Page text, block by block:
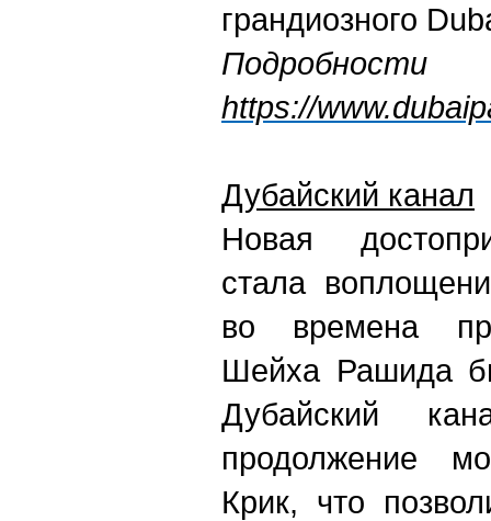
грандиозного
https://
Дубайский канал
Новая
стала
во времена
Шейха Рашида
Дубайский
продолжение
Крик, что